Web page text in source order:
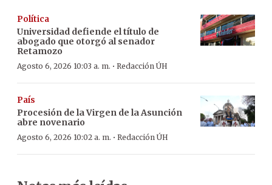
Política
Universidad defiende el título de
abogado que otorgó al senador
Retamozo
Agosto 6, 2026 10:03 a. m. · Redacción ÚH
País
Procesión de la Virgen de la Asunción
abre novenario
Agosto 6, 2026 10:02 a. m. · Redacción ÚH